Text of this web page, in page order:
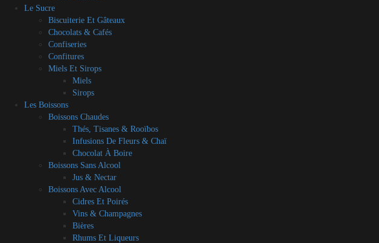
Le Sucre
Biscuiterie Et Gâteaux
Chocolats & Cafés
Confiseries
Confitures
Miels Et Sirops
Miels
Sirops
Les Boissons
Boissons Chaudes
Thés, Tisanes & Rooïbos
Infusions De Fleurs & Chaï
Chocolat À Boire
Boissons Sans Alcool
Jus & Nectar
Boissons Avec Alcool
Cidres Et Poirés
Vins & Champagnes
Bières
Rhums Et Liqueurs